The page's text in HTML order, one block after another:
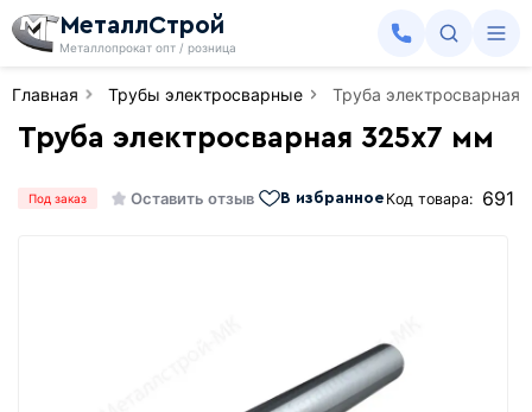
МеталлСтрой
Металлопрокат опт / розница
Главная Трубы электросварные Труба электросварная
Труба электросварная 325х7 мм
Под заказ Оставить отзыв В избранное Код товара: 691